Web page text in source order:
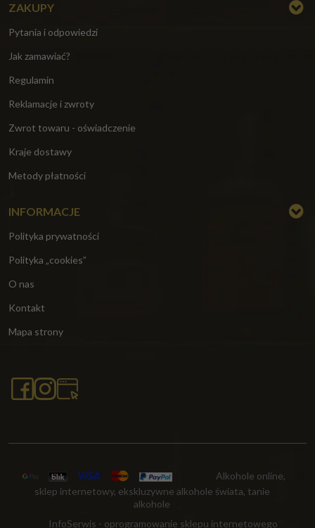
ZAKUPY
Pytania i odpowiedzi
Jak zamawiać?
Regulamin
Reklamacje i zwroty
Zwrot towaru - oświadczenie
Kraje dostawy
Metody płatności
INFORMACJE
Polityka prywatności
Polityka „cookies”
O nas
Kontakt
Mapa strony
Alkohole online,
sklep internetowy, ekskluzywne alkohole świata, tanie
alkohole
InfoSerwis - oprogramowanie sklepu internetowego